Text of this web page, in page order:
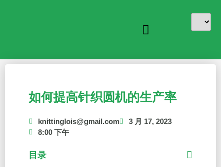
如何提高针织圆机的生产率
knittinglois@gmail.com
3 月 17, 2023
8:00 下午
目录